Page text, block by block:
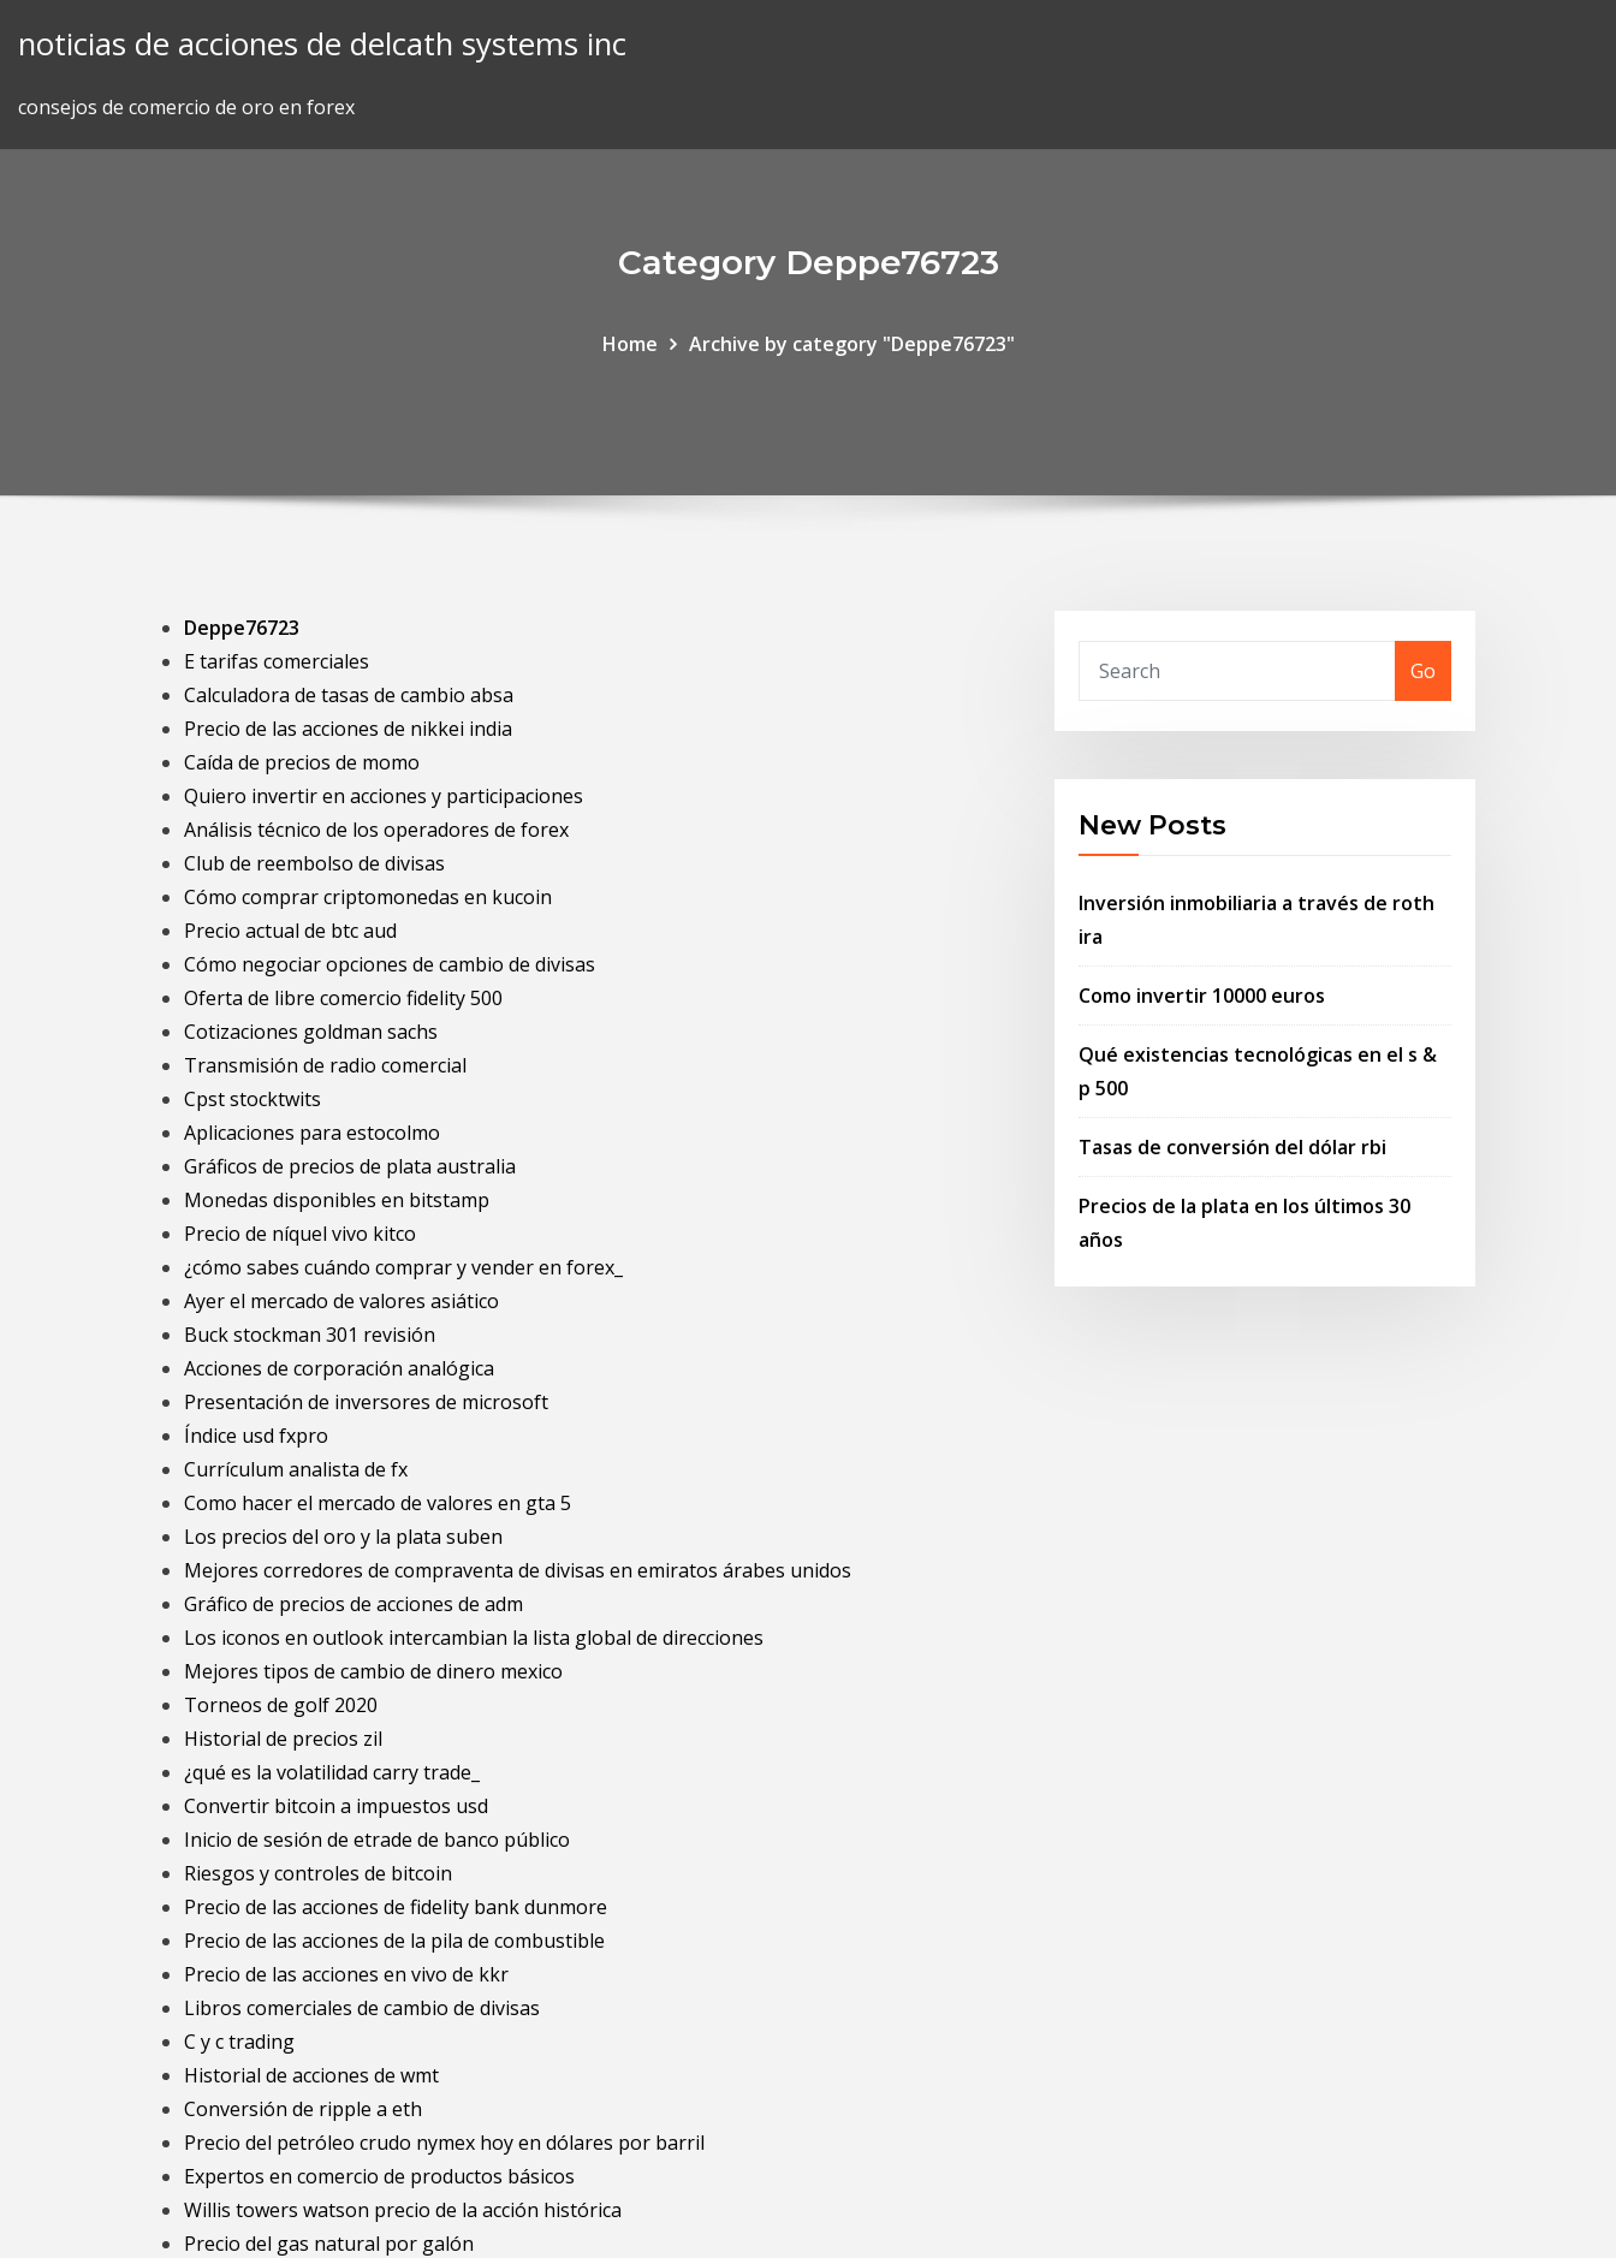
noticias de acciones de delcath systems inc
consejos de comercio de oro en forex
Category Deppe76723
Home Archive by category "Deppe76723"
Deppe76723
E tarifas comerciales
Calculadora de tasas de cambio absa
Precio de las acciones de nikkei india
Caída de precios de momo
Quiero invertir en acciones y participaciones
Análisis técnico de los operadores de forex
Club de reembolso de divisas
Cómo comprar criptomonedas en kucoin
Precio actual de btc aud
Cómo negociar opciones de cambio de divisas
Oferta de libre comercio fidelity 500
Cotizaciones goldman sachs
Transmisión de radio comercial
Cpst stocktwits
Aplicaciones para estocolmo
Gráficos de precios de plata australia
Monedas disponibles en bitstamp
Precio de níquel vivo kitco
¿cómo sabes cuándo comprar y vender en forex_
Ayer el mercado de valores asiático
Buck stockman 301 revisión
Acciones de corporación analógica
Presentación de inversores de microsoft
Índice usd fxpro
Currículum analista de fx
Como hacer el mercado de valores en gta 5
Los precios del oro y la plata suben
Mejores corredores de compraventa de divisas en emiratos árabes unidos
Gráfico de precios de acciones de adm
Los iconos en outlook intercambian la lista global de direcciones
Mejores tipos de cambio de dinero mexico
Torneos de golf 2020
Historial de precios zil
¿qué es la volatilidad carry trade_
Convertir bitcoin a impuestos usd
Inicio de sesión de etrade de banco público
Riesgos y controles de bitcoin
Precio de las acciones de fidelity bank dunmore
Precio de las acciones de la pila de combustible
Precio de las acciones en vivo de kkr
Libros comerciales de cambio de divisas
C y c trading
Historial de acciones de wmt
Conversión de ripple a eth
Precio del petróleo crudo nymex hoy en dólares por barril
Expertos en comercio de productos básicos
Willis towers watson precio de la acción histórica
Precio del gas natural por galón
Go
New Posts
Inversión inmobiliaria a través de roth
ira
Como invertir 10000 euros
Qué existencias tecnológicas en el s &
p 500
Tasas de conversión del dólar rbi
Precios de la plata en los últimos 30
años